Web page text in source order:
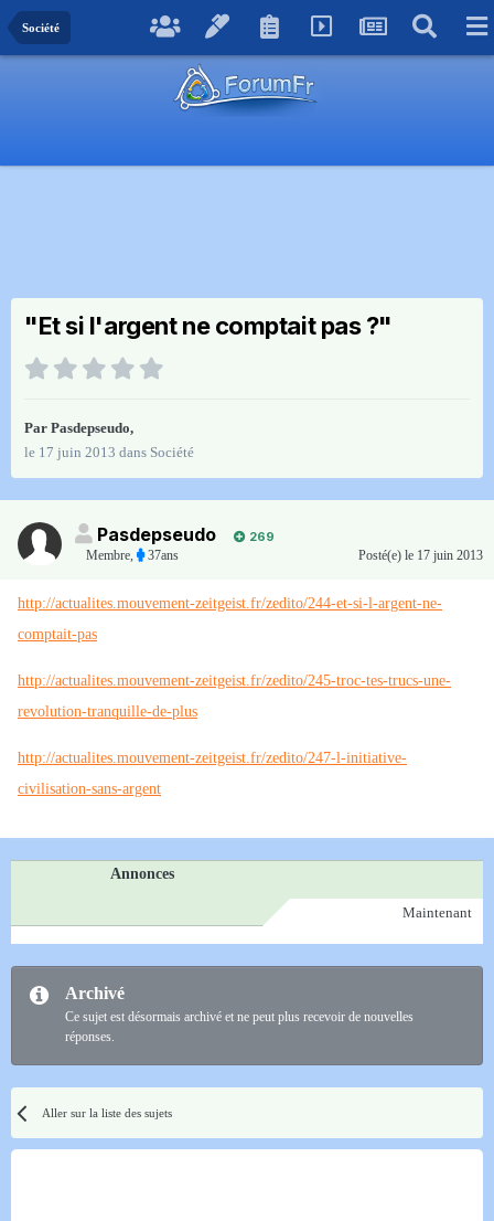
Société
"Et si l'argent ne comptait pas ?"
Par Pasdepseudo,
le 17 juin 2013 dans Société
Pasdepseudo
269
Membre, 37ans Posté(e) le 17 juin 2013
http://actualites.mouvement-zeitgeist.fr/zedito/244-et-si-l-argent-ne-
comptait-pas
http://actualites.mouvement-zeitgeist.fr/zedito/245-troc-tes-trucs-une-
revolution-tranquille-de-plus
http://actualites.mouvement-zeitgeist.fr/zedito/247-l-initiative-
civilisation-sans-argent
Annonces
Maintenant
Archivé
Ce sujet est désormais archivé et ne peut plus recevoir de nouvelles
réponses.
Aller sur la liste des sujets